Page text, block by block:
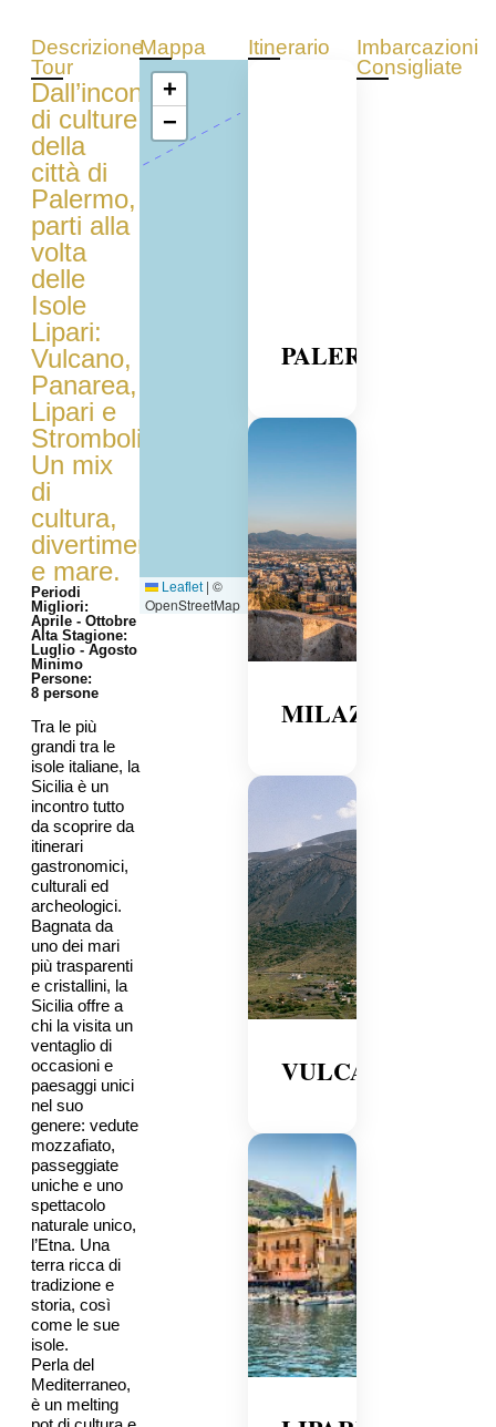
Descrizione
Tour
Dall’incontro
di culture
della
città di
Palermo,
parti alla
volta
delle
Isole
Lipari:
Vulcano,
Panarea,
Lipari e
Stromboli.
Un mix
di
cultura,
divertimento
e mare.
Periodi
Migliori:
Aprile - Ottobre
Alta Stagione:
Luglio - Agosto
Minimo
Persone:
8 persone
Tra le più
grandi tra le
isole italiane, la
Sicilia è un
incontro tutto
da scoprire da
itinerari
gastronomici,
culturali ed
archeologici.
Bagnata da
uno dei mari
più trasparenti
e cristallini, la
Sicilia offre a
chi la visita un
ventaglio di
occasioni e
paesaggi unici
nel suo
genere: vedute
mozzafiato,
passeggiate
uniche e uno
spettacolo
naturale unico,
l’Etna. Una
terra ricca di
tradizione e
storia, così
come le sue
isole.
Perla del
Mediterraneo,
è un melting
Mappa
+
−
Leaflet | ©
OpenStreetMap
Itinerario
PALERMO
MILAZZO
VULCANO
Imbarcazioni
Consigliate